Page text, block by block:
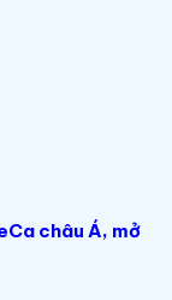
châu Á, mở